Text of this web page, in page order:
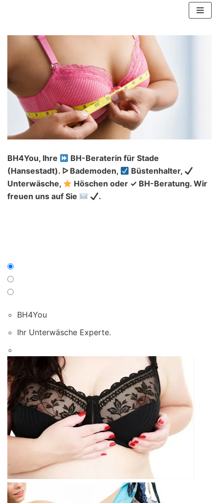
springen
BH4You, Ihre
BH-Beraterin für Stade
(Hansestadt). ᐅ Bademoden,
Büstenhalter,
Unterwäsche,
Höschen oder ✓ BH-Beratung. Wir
freuen uns auf Sie
.
BH4You
Ihr Unterwäsche Experte.